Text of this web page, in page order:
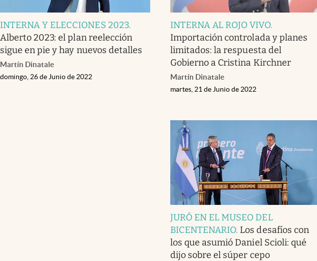
INTERNA Y ELECCIONES 2023.
Alberto 2023: el plan reelección
sigue en pie y hay nuevos detalles
Martín Dinatale
domingo, 26 de Junio de 2022
INTERNA AL ROJO VIVO.
Importación controlada y planes
limitados: la respuesta del
Gobierno a Cristina Kirchner
Martín Dinatale
martes, 21 de Junio de 2022
JURÓ EN EL MUSEO DEL
BICENTENARIO. Los desafíos con
los que asumió Daniel Scioli: qué
dijo sobre el súper cepo